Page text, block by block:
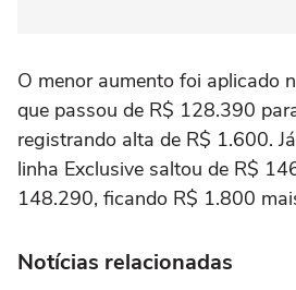
O menor aumento foi aplicado
que passou de R$ 128.390
registrando alta de R$ 1.600.
linha Exclusive saltou de R$
148.290, ficando R$ 1.800
Notícias relacionadas